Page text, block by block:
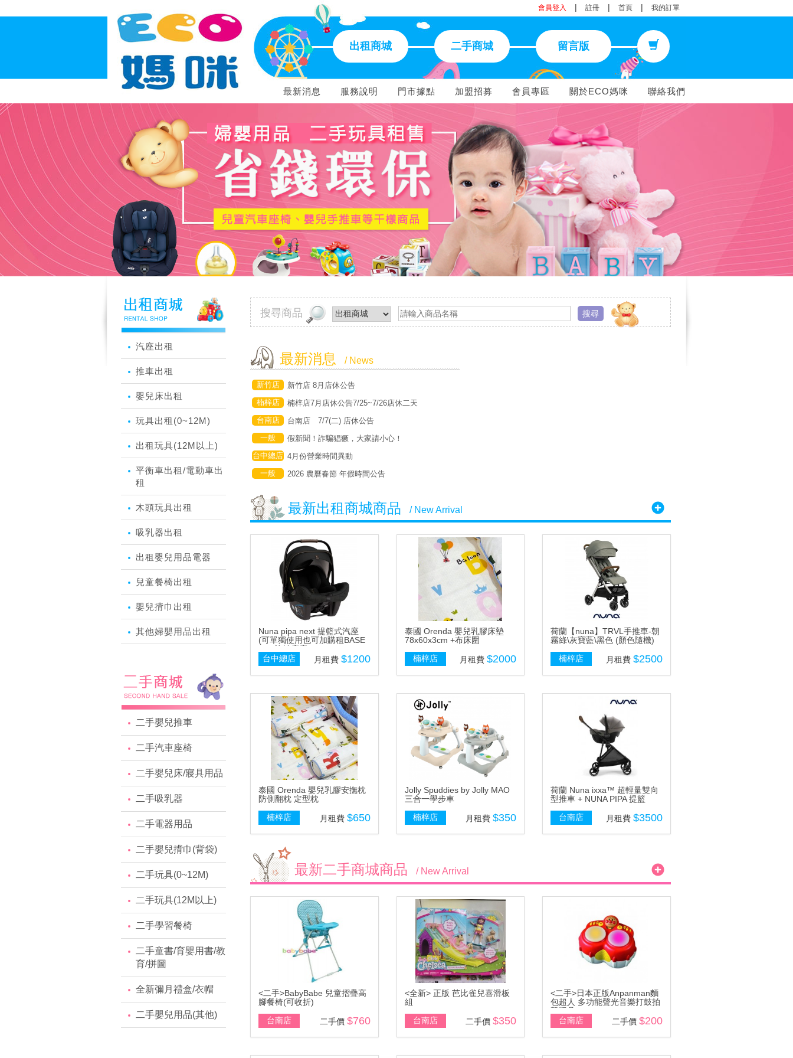
會員登入 | 註冊 | 首頁 | 我的訂單
出租商城 二手商城 留言版
最新消息 服務說明 門市據點 加盟招募 會員專區 關於ECO媽咪 聯絡我們
汽座出租
推車出租
嬰兒床出租
玩具出租(0~12M)
出租玩具(12M以上)
平衡車出租/電動車出
租
木頭玩具出租
吸乳器出租
出租嬰兒用品電器
兒童餐椅出租
嬰兒揹巾出租
其他婦嬰用品出租
二手嬰兒推車
二手汽車座椅
二手嬰兒床/寢具用品
二手吸乳器
二手電器用品
二手嬰兒揹巾(背袋)
二手玩具(0~12M)
二手玩具(12M以上)
二手學習餐椅
二手童書/育嬰用書/教
育/拼圖
全新彌月禮盒/衣帽
二手嬰兒用品(其他)
搜尋商品
最新消息 / News
新竹店
新竹店 8月店休公告
楠梓店
楠梓店7月店休公告7/25~7/26店休二天
台南店
台南店 7/7(二) 店休公告
一般
假新聞！詐騙猖獗，大家請小心！
台中總店 4月份營業時間異動
一般
2026 農曆春節 年假時間公告
最新出租商城商品 / New Arrival
Nuna pipa next 提籃式汽座
(可單獨使用也可加購租BASE
next旋轉底座)
台中總店
月租費 $1200
泰國 Orenda 嬰兒乳膠床墊
78x60x3cm +布床圍
楠梓店
月租費$2000
荷蘭【nuna】TRVL手推車-朝
霧綠\灰寶藍\黑色 (顏色隨機)
楠梓店
月租費 $2500
泰國 Orenda 嬰兒乳膠安撫枕
防側翻枕 定型枕
楠梓店
月租費 $650
Jolly Spuddies by Jolly MAO
三合一學步車
楠梓店
月租費$350
荷蘭 Nuna ixxa™ 超輕量雙向
型推車 + NUNA PIPA 提籃
台南店
月租費 $3500
最新二手商城商品 / New Arrival
<二手>BabyBabe 兒童摺疊高
腳餐椅(可收折)
台南店
二手價 $760
<全新> 正版 芭比雀兒喜滑板
組
台南店
二手價$350
<二手>日本正版Anpanman麵
包超人 多功能聲光音樂打鼓拍
擊玩具
台南店
二手價 $200